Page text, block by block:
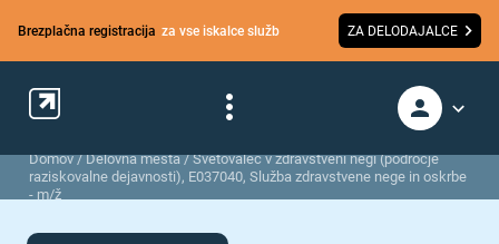
Brezplačna registracija za vse iskalce služb ZA DELODAJALCE
Domov/Delovna mesta/Svetovalec v zdravstveni negi (področje
raziskovalne dejavnosti), E037040, Služba zdravstvene nege in oskrbe
- m/ž